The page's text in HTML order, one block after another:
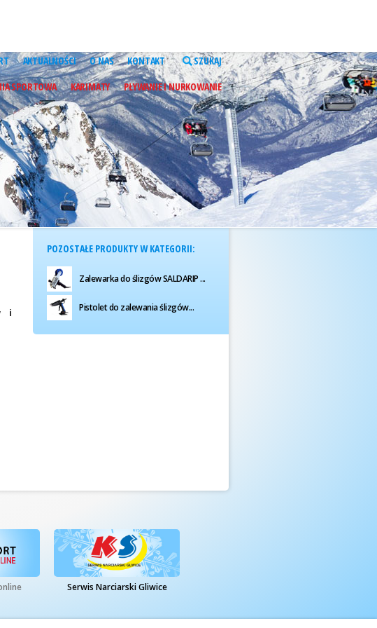
SZUKAJ
AKTUALNOŚCI O NAS KONTAKT
SPORTOWA KARIMATY PŁYWANIE I NURKOWANIE
i
POZOSTAŁE PRODUKTY W KATEGORII:
Zalewarka do ślizgów SALDARIP ...
Pistolet do zalewania ślizgów...
Serwis Narciarski Gliwice